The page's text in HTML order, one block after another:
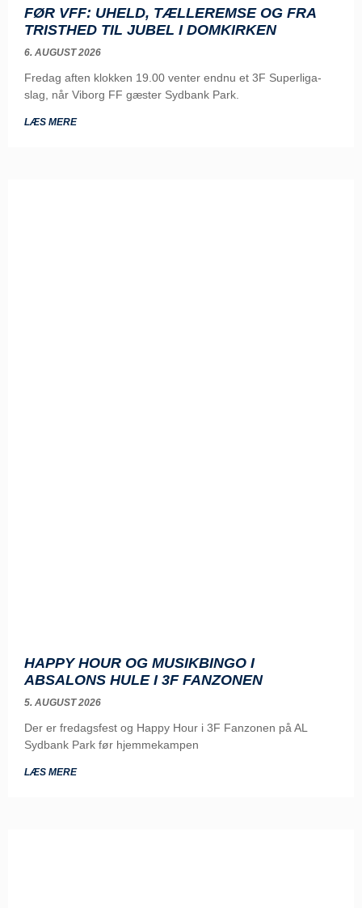
FØR VFF: UHELD, TÆLLEREMSE OG FRA
TRISTHED TIL JUBEL I DOMKIRKEN
6. AUGUST 2026
Fredag aften klokken 19.00 venter endnu et 3F Superliga-
slag, når Viborg FF gæster Sydbank Park.
LÆS MERE
HAPPY HOUR OG MUSIKBINGO I
ABSALONS HULE I 3F FANZONEN
5. AUGUST 2026
Der er fredagsfest og Happy Hour i 3F Fanzonen på AL
Sydbank Park før hjemmekampen
LÆS MERE